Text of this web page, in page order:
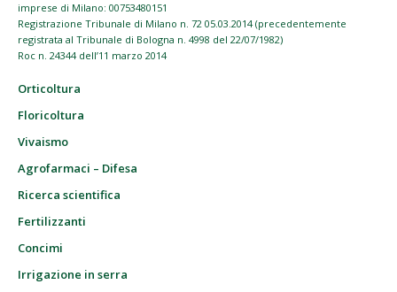
imprese di Milano: 00753480151
Registrazione Tribunale di Milano n. 72 05.03.2014 (precedentemente
registrata al Tribunale di Bologna n. 4998 del 22/07/1982)
Roc n. 24344 dell’11 marzo 2014
Orticoltura
Floricoltura
Vivaismo
Agrofarmaci – Difesa
Ricerca scientifica
Fertilizzanti
Concimi
Irrigazione in serra